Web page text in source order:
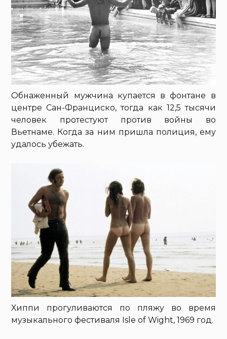
Обнаженный мужчина купается в фонтане в
центре Сан-Франциско, тогда как 12,5 тысячи
человек протестуют против войны во
Вьетнаме. Когда за ним пришла полиция, ему
удалось убежать.
Хиппи прогуливаются по пляжу во время
музыкального фестиваля Isle of Wight, 1969 год.